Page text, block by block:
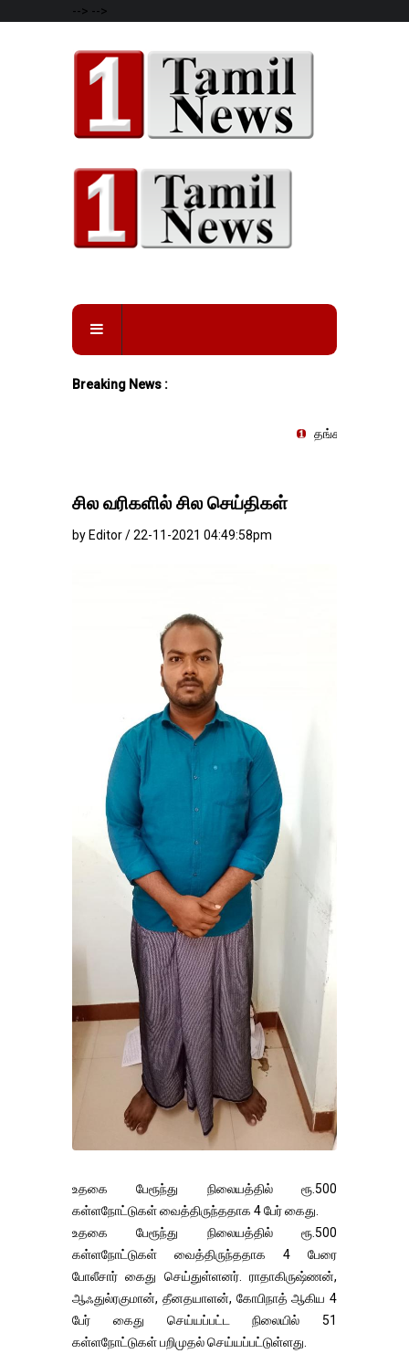
--> -->
Breaking News :
தங்கம்-வெள்ளி விலை
சில வரிகளில் சில செய்திகள்
by Editor / 22-11-2021 04:49:58pm
உதகை பேரூந்து நிலையத்தில் ரூ.500
கள்ளநோட்டுகள் வைத்திருந்ததாக 4 பேர் கைது.
உதகை பேரூந்து நிலையத்தில் ரூ.500
கள்ளநோட்டுகள் வைத்திருந்ததாக 4 பேரை
போலீசார் கைது செய்துள்ளனர். ராதாகிருஷ்ணன்,
ஆஃதுல்ரகுமான், தீனதயாளன், கோபிநாத் ஆகிய 4
பேர் கைது செய்யப்பட்ட நிலையில் 51
கள்ளநோட்டுகள் பறிமுதல் செய்யப்பட்டுள்ளது.